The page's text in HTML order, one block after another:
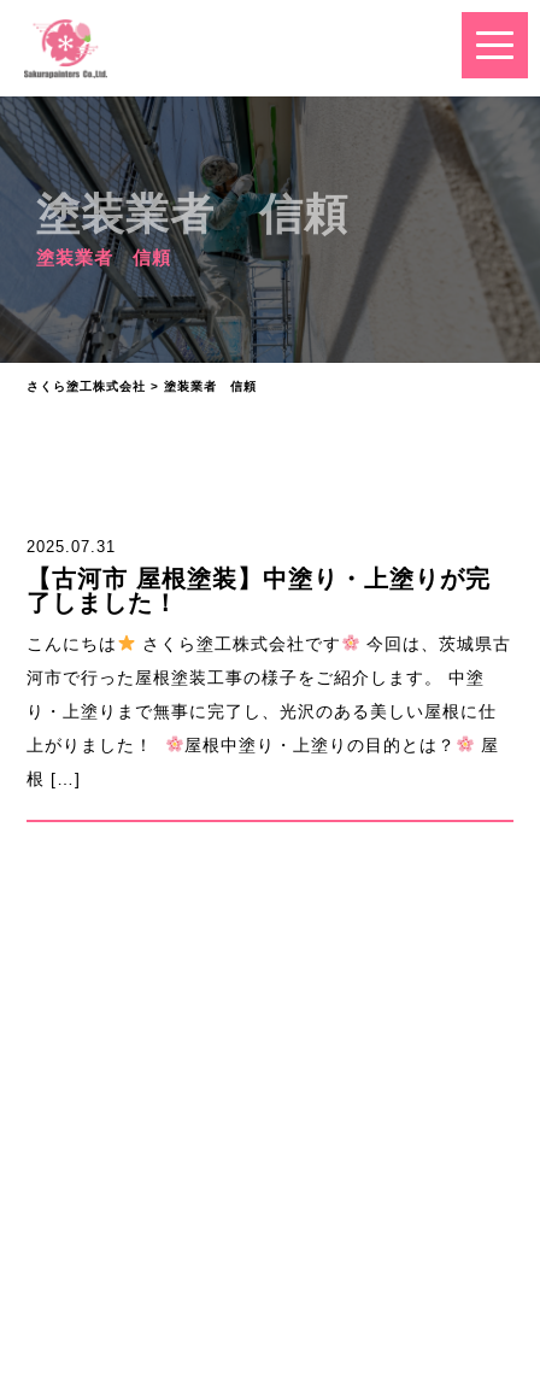
塗装業者 信頼
塗装業者 信頼
さくら塗工株式会社 >塗装業者 信頼
2025.07.31
【古河市 屋根塗装】中塗り・上塗りが完
了しました！
こんにちは さくら塗工株式会社です
今回は、茨城県古
河市で行った屋根塗装工事の様子をご紹介します。 中塗
り・上塗りまで無事に完了し、光沢のある美しい屋根に仕
上がりました！
屋根中塗り・上塗りの目的とは？
屋
根 […]